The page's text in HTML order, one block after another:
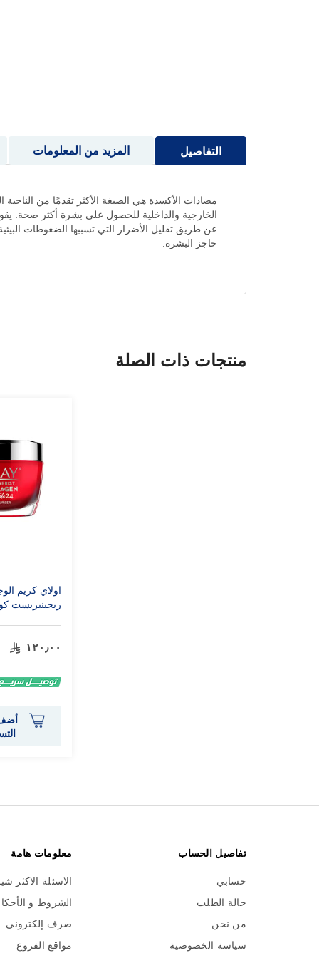
التفاصيل
عن طريق تقليل الأضرار التي تسببها الضغوطات
حاجز البشرة.
المزيد من المعلومات
منتجات ذات الصلة
اولاي كريم
ريجينيريست
١٢٠٫٠٠
تفاصيل الحساب
حسابي
حالة الطلب
من نحن
سياسة الخصوصية
معلومات هامة
الاسئلة الاكثر
الشروط و
صرف إلكتروني
مواقع الفروع